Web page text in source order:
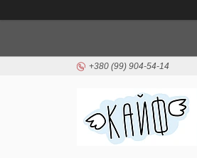
+380 (99) 904-54-14